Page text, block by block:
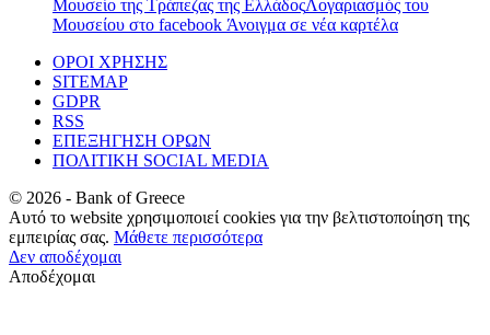
Μουσείο της Τράπεζας της ΕλλάδοςΛογαριασμός του
Μουσείου στο facebook Άνοιγμα σε νέα καρτέλα
ΟΡΟΙ ΧΡΗΣΗΣ
SITEMAP
GDPR
RSS
ΕΠΕΞΗΓΗΣΗ ΟΡΩΝ
ΠΟΛΙΤΙΚΗ SOCIAL MEDIA
© 2026 - Bank of Greece
Αυτό το website χρησιμοποιεί cookies για την βελτιστοποίηση της
εμπειρίας σας. Μάθετε περισσότερα
Δεν αποδέχομαι
Αποδέχομαι